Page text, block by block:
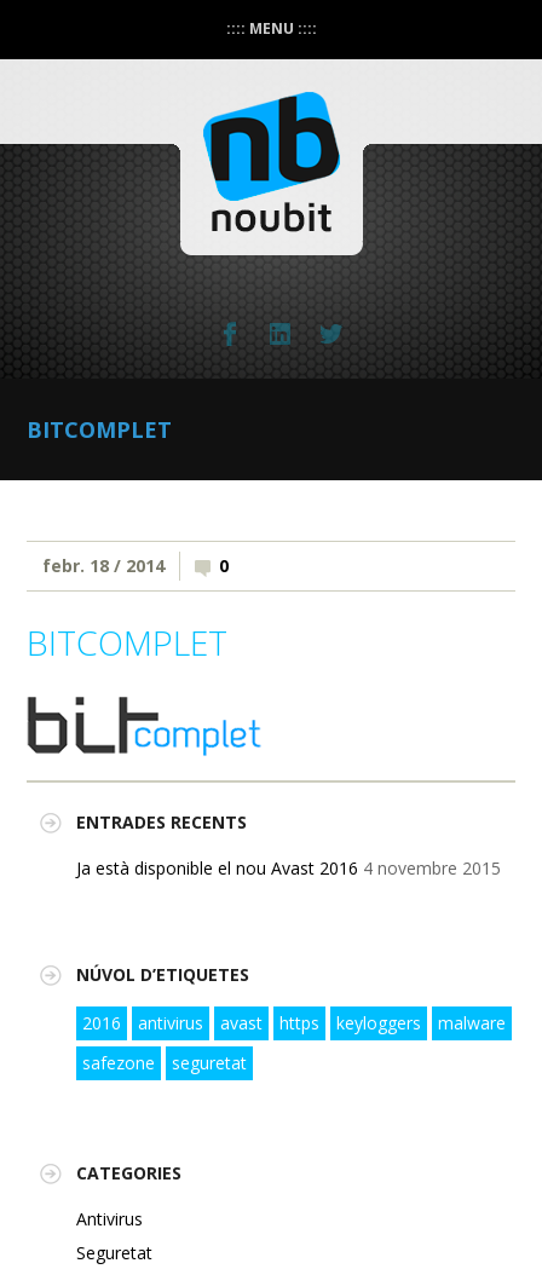
:::: MENU ::::
BITCOMPLET
febr. 18 / 2014 0
BITCOMPLET
ENTRADES RECENTS
Ja està disponible el nou Avast 2016 4 novembre 2015
NÚVOL D’ETIQUETES
2016 antivirus avast https keyloggers
malware
safezone
seguretat
CATEGORIES
Antivirus
Seguretat